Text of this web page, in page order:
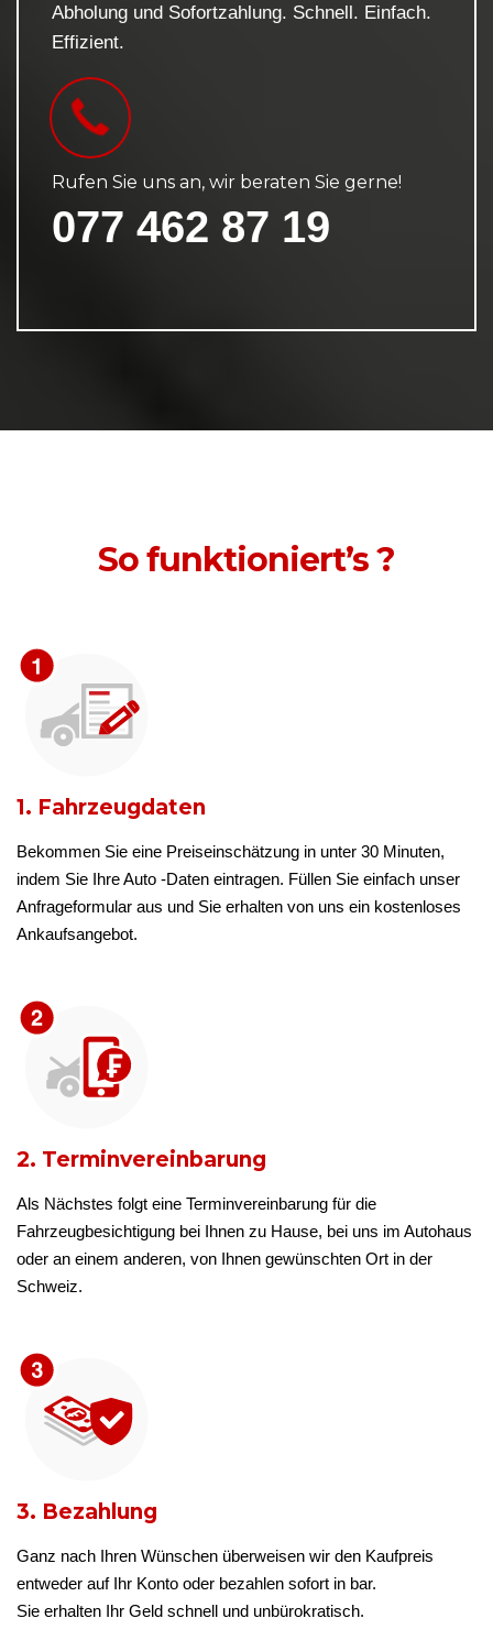
Abholung und Sofortzahlung. Schnell. Einfach.
Effizient.
Rufen Sie uns an, wir beraten Sie gerne!
077 462 87 19
So funktioniert’s ?
1. Fahrzeugdaten
Bekommen Sie eine Preiseinschätzung in unter 30 Minuten,
indem Sie Ihre Auto -Daten eintragen. Füllen Sie einfach unser
Anfrageformular aus und Sie erhalten von uns ein kostenloses
Ankaufsangebot.
2. Terminvereinbarung
Als Nächstes folgt eine Terminvereinbarung für die
Fahrzeugbesichtigung bei Ihnen zu Hause, bei uns im Autohaus
oder an einem anderen, von Ihnen gewünschten Ort in der
Schweiz.
3. Bezahlung
Ganz nach Ihren Wünschen überweisen wir den Kaufpreis
entweder auf Ihr Konto oder bezahlen sofort in bar.
Sie erhalten Ihr Geld schnell und unbürokratisch.